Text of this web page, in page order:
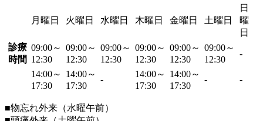
月曜日 火曜日 水曜日 木曜日 金曜日 土曜日
日
曜
日
診療
時間
09:00～
12:30
09:00～
12:30
09:00～
12:30
09:00～
12:30
09:00～
12:30
09:00～
12:30
-
14:00～
17:30
14:00～
17:30
-
14:00～
17:30
14:00～
17:30
- -
■物忘れ外来（水曜午前）